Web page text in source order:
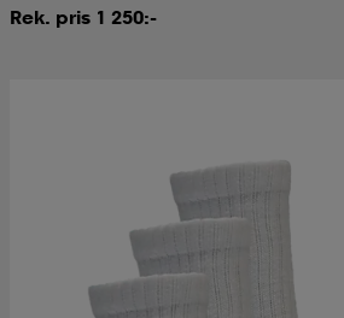
Rek. pris 1 250:-